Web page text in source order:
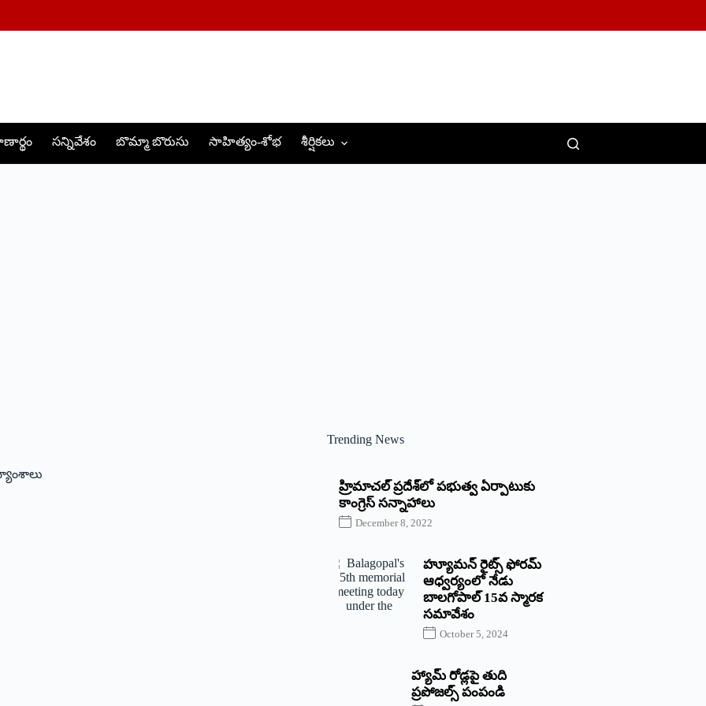
సన్నివేశం బొమ్మా బొరుసు సాహిత్యం-శోభ శీర్షికలు
Trending News
‌హ్రిమాచల్‌ ‌ప్రదేశ్‌లో పభుత్వ ఏర్పాటుకు
కాంగ్రెస్‌ ‌సన్నాహాలు
December 8, 2022
హ్యూమన్‌ రైట్స్‌ ఫోరమ్‌
ఆధ్వర్యంలో నేడు
బాలగోపాల్‌ 15వ స్మారక
సమావేశం
October 5, 2024
హ్యామ్‌ రోడ్లపై తుది
ప్రపోజల్స్‌ పంపండి